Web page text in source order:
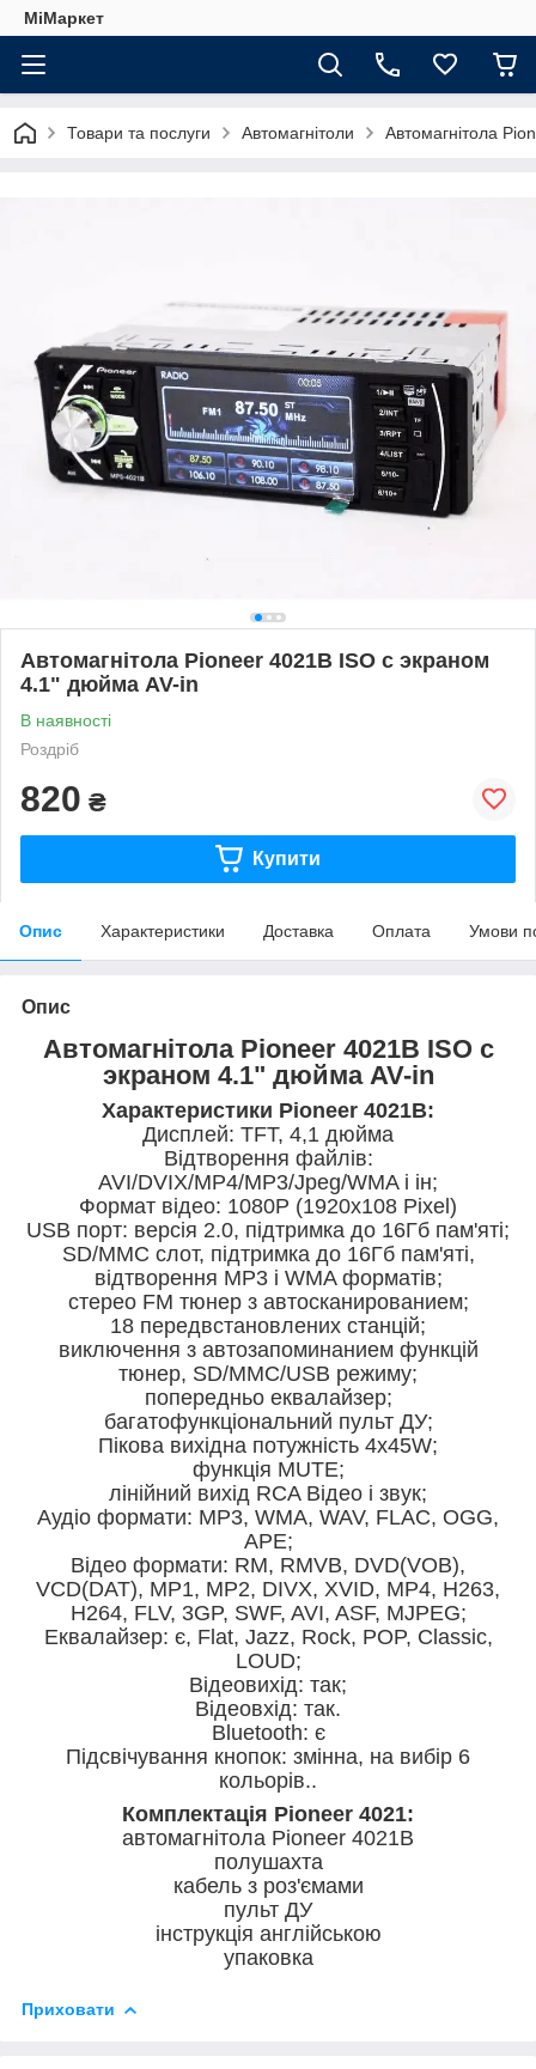
МіМаркет
Товари та послуги Автомагнітоли Автомагнітола
Автомагнітола Pioneer 4021B ISO с экраном
4.1" дюйма AV-in
В наявності
Роздріб
820 ₴
Купити
Опис Характеристики Доставка Оплата Умови
Опис
Автомагнітола Pioneer 4021B ISO с
экраном 4.1" дюйма AV-in
Характеристики Pioneer 4021B:
Дисплей: TFT, 4,1 дюйма
Відтворення файлів:
AVI/DVIX/MP4/MP3/Jpeg/WMA і ін;
Формат відео: 1080P (1920x108 Pixel)
USB порт: версія 2.0, підтримка до 16Гб пам'яті;
SD/MMC слот, підтримка до 16Гб пам'яті,
відтворення МР3 і WMA форматів;
стерео FM тюнер з автосканированием;
18 передвстановлених станцій;
виключення з автозапоминанием функцій
тюнер, SD/MMC/USB режиму;
попередньо еквалайзер;
багатофункціональний пульт ДУ;
Пікова вихідна потужність 4х45W;
функція MUTE;
лінійний вихід RCA Відео і звук;
Аудіо формати: MP3, WMA, WAV, FLAC, OGG,
APE;
Відео формати: RM, RMVB, DVD(VOB),
VCD(DAT), MP1, MP2, DIVX, XVID, MP4, H263,
H264, FLV, 3GP, SWF, AVI, ASF, MJPEG;
Еквалайзер: є, Flat, Jazz, Rock, POP, Classic,
LOUD;
Відеовихід: так;
Відеовхід: так.
Bluetooth: є
Підсвічування кнопок: змінна, на вибір 6
кольорів..
Комплектація Pioneer 4021:
автомагнітола Pioneer 4021B
полушахта
кабель з роз'ємами
пульт ДУ
інструкція англійською
упаковка
Приховати